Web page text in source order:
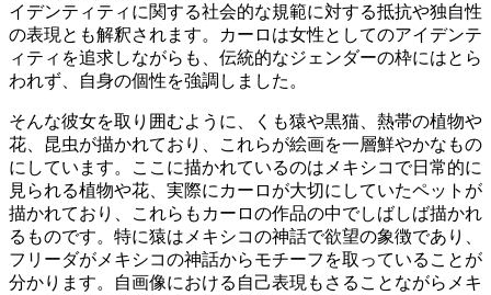
イデンティティに関する社会的な規範に対する抵抗や独自性
の表現とも解釈されます。カーロは女性としてのアイデンテ
ィティを追求しながらも、伝統的なジェンダーの枠にはとら
われず、自身の個性を強調しました。
そんな彼女を取り囲むように、くも猿や黒猫、熱帯の植物や
花、昆虫が描かれており、これらが絵画を一層鮮やかなもの
にしています。ここに描かれているのはメキシコで日常的に
見られる植物や花、実際にカーロが大切にしていたペットが
描かれており、これらもカーロの作品の中でしばしば描かれ
るものです。特に猿はメキシコの神話で欲望の象徴であり、
フリーダがメキシコの神話からモチーフを取っていることが
分かります。自画像における自己表現もさることながらメキ